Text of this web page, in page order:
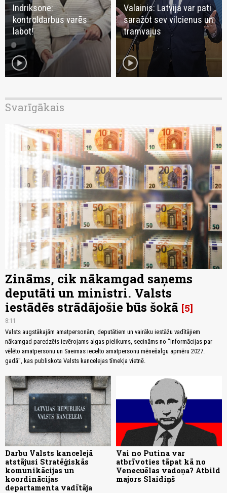
Indriksone:
kontroldarbus varēs
labot!
play_circle
Valainis: Latvija var pati
saražot sev vilcienus un
tramvajus
play_circle
Svarīgākais
Zināms, cik nākamgad saņems
deputāti un ministri. Valsts
iestādēs strādājošie būs šokā 5
8:11
Valsts augstākajām amatpersonām, deputātiem un vairāku iestāžu vadītājiem
nākamgad paredzēts ievērojams algas pielikums, secināms no "Informācijas par
vēlēto amatpersonu un Saeimas iecelto amatpersonu mēnešalgu apmēru 2027.
gadā", kas publiskota Valsts kancelejas tīmekļa vietnē.
Darbu Valsts kancelejā
atstājusi Stratēģiskās
komunikācijas un
koordinācijas
departamenta vadītāja
Vai no Putina var
atbrīvoties tāpat kā no
Venecuēlas vadoņa? Atbild
majors Slaidiņš